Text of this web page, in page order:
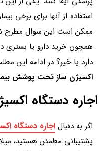
استفاده از آنها برای برخی
ممکن است این سوال مطرح
همچون خرید دارو یا بستری
دارد یا خیر؟ در ادامه این
اکسیژن ساز تحت پوشش
اجاره دستگاه
اگر به دنبال اجاره دستگاه
پشتیبانی مطمئن هستید،